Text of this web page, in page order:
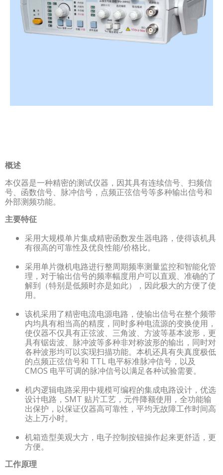
概述
本仪器是一种精密的测试仪器，因其具有连续信号、扫频信
号、函数信号、脉冲信号，点频正弦信号等多种输出信号和
外部测频功能。
主要特征
采用大规模单片集成精密函数发生器电路，使得该机具
有很高的可靠性及优良性能/价格比。
采用单片微机电路进行整周期频率测量监控和智能化管
理，对于输出信号的频率幅度用户可以直观、准确的了
解到（特别是低频时亦是如此），因此极大的方便了使
用。
该机采用了精密电流电源电路，使输出信号在整个频带
内均具有相当高的精度，同时多种电流源的变换使用，
使仪器不仅具有正弦波、三角波、方波等基本波形，更
具有锯齿波、脉冲波等多种非对称波形的输出，同时对
各种波形均可以实现扫描功能。本机还具有失真度极低
的点频正弦信号和 TTL 电平标准脉冲信号，以及
CMOS 电平可调的脉冲信号以满足各种试验需要。
机内逻辑电路采用中规模可编程的集成电路设计，优选
设计电路，SMT 贴片工艺，元件降额使用，全功能输
出保护，以保证仪器高可靠性，平均无故障工作时间高
达上万小时。
机箱造型美观大方，电子控制按钮操作起来更舒适，更
方便。
工作原理